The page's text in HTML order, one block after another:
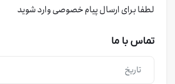
لطفا برای ارسال پیام خصوصی وارد شوید
تماس با ما